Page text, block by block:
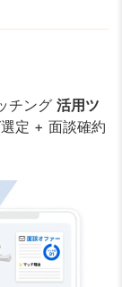
チング 活用ツ
定 + 面談確約